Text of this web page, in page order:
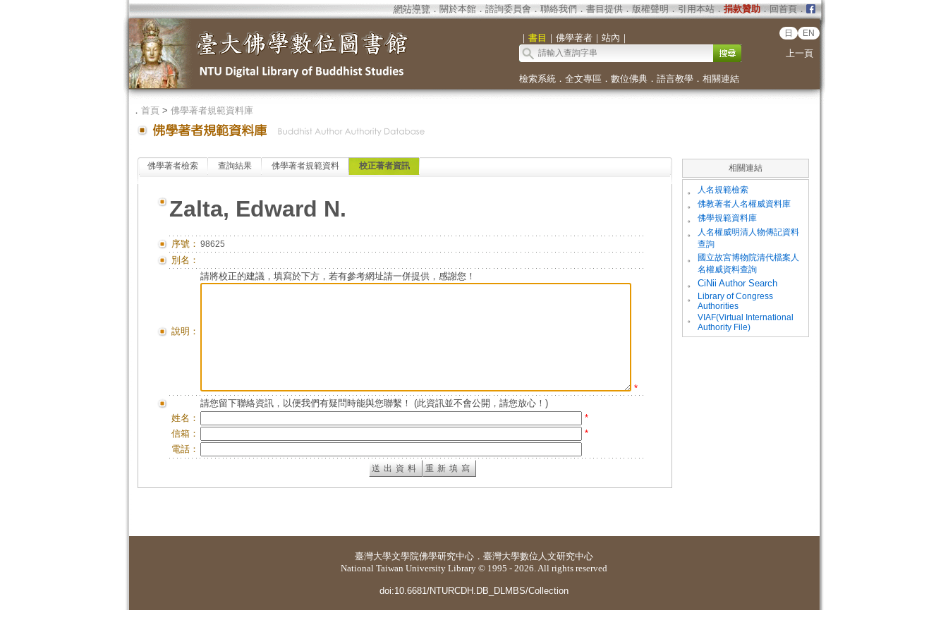
網站導覽 ． 關於本館． 諮詢委員會． 聯絡我們 ． 書目提供． 版權聲明 ． 引用本站． 捐款贊助．回首頁．
｜ 書目 ｜ 佛學著者｜ 站內 ｜ 日 EN
上一頁
檢索系統． 全文專區 ． 數位佛典． 語言教學． 相關連結
． 首頁> 佛學著者規範資料庫
佛學著者檢索 查詢結果 佛學著者規範資料 校正著者資訊
Zalta, Edward N.
序號： 98625
別名：
說明：
請將校正的建議，填寫於下方，若有參考網址請一併提供，感謝您！
*
請您留下聯絡資訊，以便我們有疑問時能與您聯繫！ (此資訊並不會公開，請您放心！)
姓名：
*
信箱：
*
電話：
相關連結
。 人名規範檢索
。 佛教著者人名權威資料庫
。 佛學規範資料庫
。
人名權威明清人物傳記資料
查詢
。
國立故宮博物院清代檔案人
名權威資料查詢
。
CiNii Author Search
。
Library of Congress
Authorities
。
VIAF(Virtual International
Authority File)
臺灣大學文學院佛學研究中心 ． 臺灣大學數位人文研究中心
National Taiwan University Library © 1995 - 2026. All rights reserved
doi:10.6681/NTURCDH.DB_DLMBS/Collection